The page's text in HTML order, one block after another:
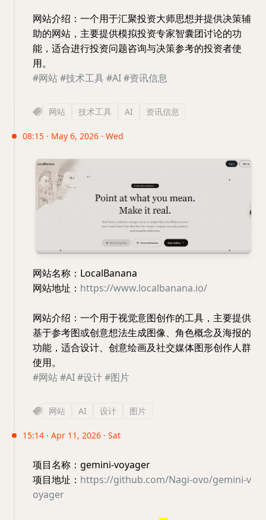
网站介绍：一个用于汇聚投资大师思想并提供决策辅
助的网站，主要提供模拟投资专家智囊团讨论的功
能，适合进行投资问题咨询与决策参考的投资者使
用。
#网站#技术工具#AI#资讯信息
网站 技术工具 AI 资讯信息
08:15 · May 6, 2026 · Wed
网站名称：LocalBanana
网站地址： https://www.localbanana.io/
网站介绍：一个用于视觉意图创作的工具，主要提供
基于参考图或创意想法生成图像、角色概念及海报的
功能，适合设计、创意绘画及社交媒体图形创作人群
使用。
#网站#AI#设计#图片
网站 AI 设计 图片
15:14 · Apr 11, 2026 · Sat
项目名称：gemini-voyager
项目地址： https://github.com/Nagi-ovo/gemini-v
oyager